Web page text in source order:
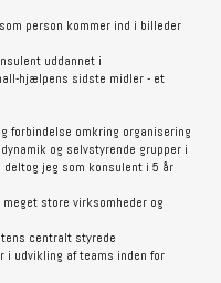
person kommer ind i billeder
uddannet i
hjælpens sidste midler - et
forbindelse omkring organisering
og selvstyrende grupper i
jeg som konsulent i 5 år
store virksomheder og
centralt styrede
udvikling af teams inden for